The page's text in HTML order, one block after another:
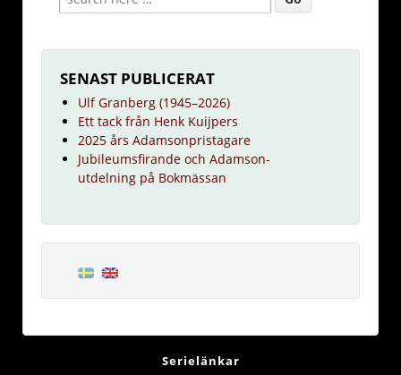
SENAST PUBLICERAT
Ulf Granberg (1945–2026)
Ett tack från Henk Kuijpers
2025 års Adamsonpristagare
Jubileumsfirande och Adamson-
utdelning på Bokmässan
Serielänkar